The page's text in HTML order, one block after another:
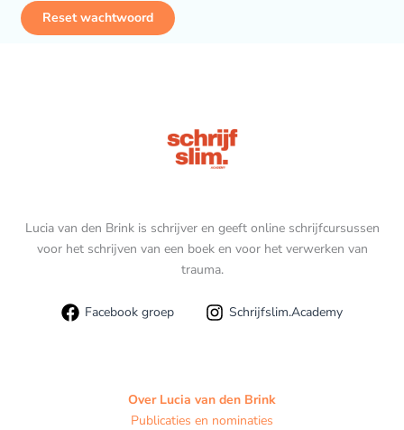
Reset wachtwoord
Lucia van den Brink is schrijver en geeft online schrijfcursussen
voor het schrijven van een boek en voor het verwerken van
trauma.
Facebook groep Schrijfslim.Academy
Over Lucia van den Brink
Publicaties en nominaties